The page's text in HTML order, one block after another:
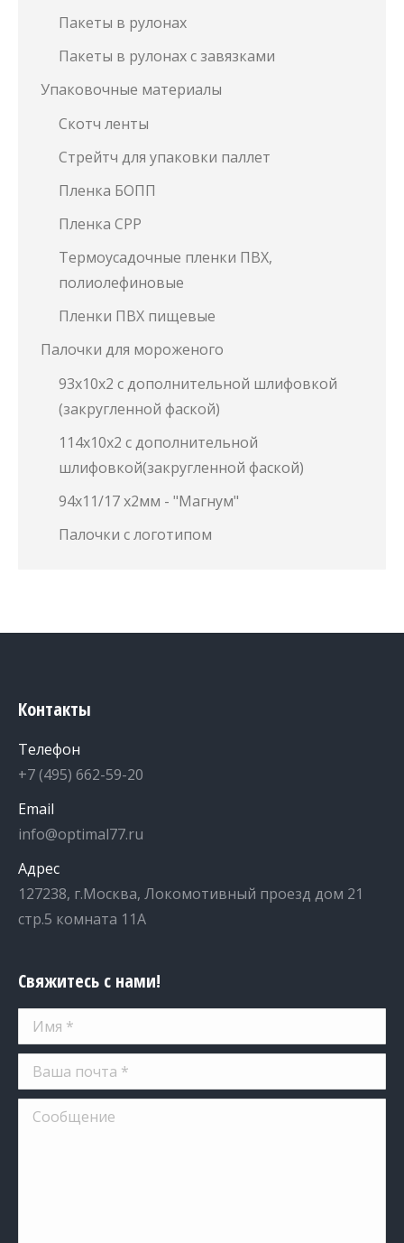
Пакеты в рулонах
Пакеты в рулонах с завязками
Упаковочные материалы
Скотч ленты
Стрейтч для упаковки паллет
Пленка БОПП
Пленка СРР
Термоусадочные пленки ПВХ,
полиолефиновые
Пленки ПВХ пищевые
Палочки для мороженого
93х10х2 с дополнительной шлифовкой
(закругленной фаской)
114х10х2 с дополнительной
шлифовкой(закругленной фаской)
94х11/17 х2мм - "Магнум"
Палочки с логотипом
Контакты
Телефон
+7 (495) 662-59-20
Email
info@optimal77.ru
Адрес
127238, г.Москва, Локомотивный проезд дом 21
стр.5 комната 11А
Свяжитесь с нами!
Имя *
Ваша почта *
Сообщение